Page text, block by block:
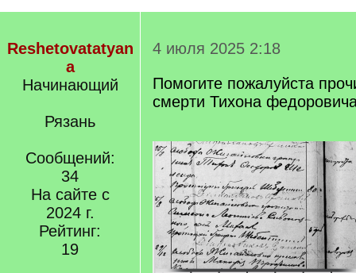
Reshetovatatyan
a
Начинающий
Рязань
Сообщений:
34
На сайте с
2024 г.
Рейтинг:
19
4 июля 2025 2:18
Помогите пожалуйста
смерти Тихона